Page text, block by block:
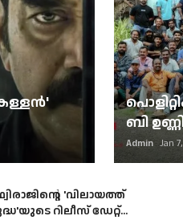
ബി
Admin Jan
'വിലായത്ത്
റിലീസ് ഡേറ്റ്...